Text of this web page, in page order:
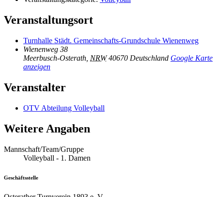
Veranstaltungsort
Turnhalle Städt. Gemeinschafts-Grundschule Wienenweg
Wienenweg 38
Meerbusch-Osterath NRW 40670 Deutschland Google Karte
anzeigen
Veranstalter
OTV Abteilung Volleyball
Weitere Angaben
Mannschaft/Team/Gruppe
Volleyball - 1. Damen
Geschäftsstelle